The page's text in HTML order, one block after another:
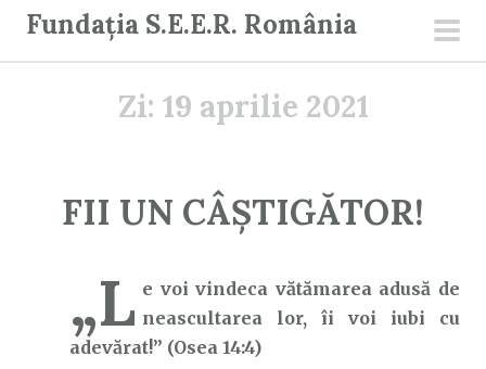
Fundația S.E.E.R. România
Zi: 19 aprilie 2021
FII UN CÂȘTIGĂTOR!
„L e voi vindeca vătămarea adusă de
neascultarea lor, îi voi iubi cu
adevărat!” (Osea 14:4)